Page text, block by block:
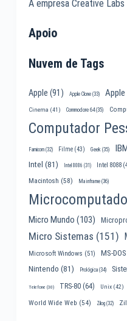
A empresa Creative Labs
Apoio
Nuvem de Tags
Apple (91) Apple Clone(33) Apple II
Cinema (41) Commodore 64(35)
Computador
Famicom(32) Filme(43) Geek(35) IBM
Intel (81) Intel 8086 (31) Intel 8088
Macintosh (58) Mainframe(36)
Micro Mundo (103)
Micro Sistemas (151)
Microsoft Windows (51) MS-DOS
Nintendo (81) Prológica(34)
Telefone (30) TRS-80(64) Unix(42)
World Wide Web (54) Zilog(32)